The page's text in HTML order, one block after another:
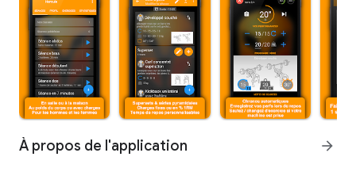
À propos de l'application arrow_forward